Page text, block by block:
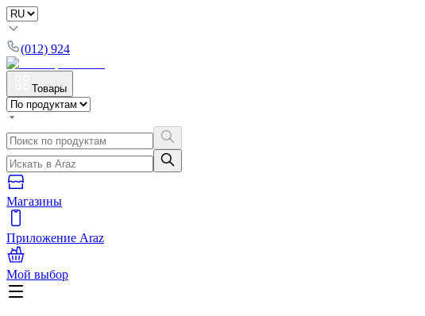
(012) 924
Товары
Магазины
Приложение Araz
Мой выбор